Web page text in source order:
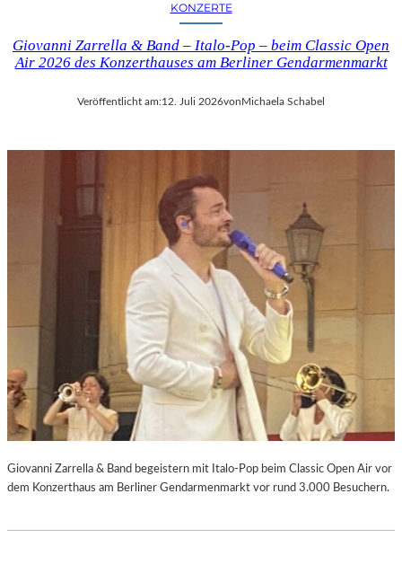
KONZERTE
Giovanni Zarrella & Band – Italo-Pop – beim Classic Open
Air 2026 des Konzerthauses am Berliner Gendarmenmarkt
Veröffentlicht am:12. Juli 2026von Michaela Schabel
Giovanni Zarrella & Band begeistern mit Italo-Pop beim Classic Open Air vor
dem Konzerthaus am Berliner Gendarmenmarkt vor rund 3.000 Besuchern.